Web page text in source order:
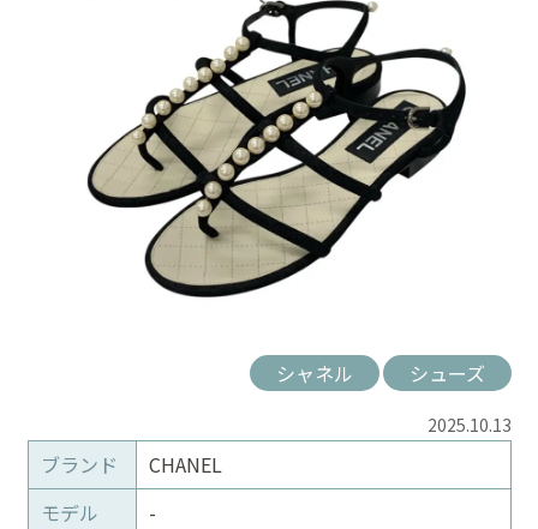
シャネル シューズ
2025.10.13
ブランド
CHANEL
モデル
-